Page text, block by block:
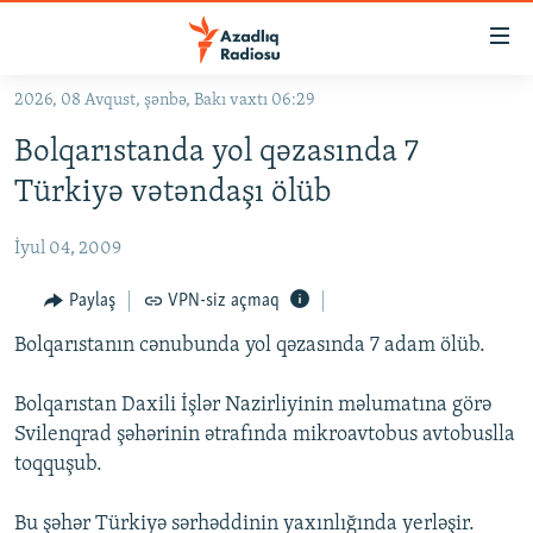
Əsas
qayıt
Əsas
naviqasiyaya
qayıt
#İZAHLA
KORRUPSIOMETR
#ƏSLINDƏ
FƏRQƏ BAX
QANUNI DOĞRU
MULTIMEDIA
VIDEO
FOTOQALEREYA
RADIO ARXIV
OXU ZALI
HAQQIMIZDA
2026, 08 Avqust, şənbə, Bakı vaxtı 06:29
Bolqarıstanda yol qəzasında 7
Türkiyə vətəndaşı ölüb
İyul 04, 2009
Paylaş VPN-siz açmaq
Bolqarıstanın cənubunda yol qəzasında 7 adam ölüb.
Bolqarıstan Daxili İşlər Nazirliyinin məlumatına görə
Svilenqrad şəhərinin ətrafında mikroavtobus avtobuslla
toqquşub.
Bu şəhər Türkiyə sərhəddinin yaxınlığında yerləşir.